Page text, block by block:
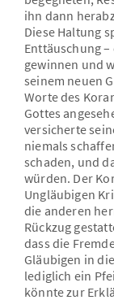
ihn dann
Diese Haltung
Enttäuschung
gewinnen und
seinem neuen
Worte des
Gottes
versicherte
niemals
schaden, und
würden. Der
Ungläubigen
die anderen
Rückzug
dass die
Gläubigen in
lediglich ein
könnte zur